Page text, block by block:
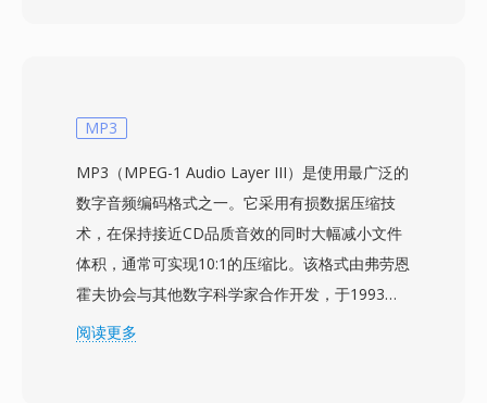
另一个强项是与Apple专业工具的无缝集成，包括
为原生工作格式使用。该容器支持多种采样率和最
高32位的位深度，可满足超越CD品质规格的高分
辨率工作流需求。对于优先考虑无损完整性而非存
储效率的用户，AIFF在录音行业中始终是值得信
赖的选择。
MP3
MP3（MPEG-1 Audio Layer III）是使用最广泛的
数字音频编码格式之一。它采用有损数据压缩技
术，在保持接近CD品质音效的同时大幅减小文件
体积，通常可实现10:1的压缩比。该格式由弗劳恩
霍夫协会与其他数字科学家合作开发，于1993年
作为MPEG-1规范的一部分成为国际标准。MP3文
阅读更多